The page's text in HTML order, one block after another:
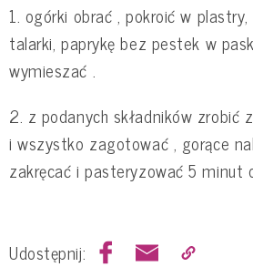
1. ogórki obrać , pokroić w
talarki, paprykę bez pestek w
wymieszać .
2. z podanych składników zrobić
i wszystko zagotować , gorące
zakręcać i pasteryzować 5 minut
Udostępnij: